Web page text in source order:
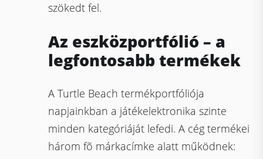
szökedt fel.
Az eszközportfólió – a
legfontosabb termékek
A Turtle Beach termékportfóliója
napjainkban a játékelektronika szinte
minden kategóriáját lefedi. A cég termékei
három fõ márkacímke alatt működnek: